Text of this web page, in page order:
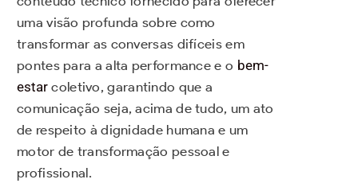
uma visão profunda sobre como
transformar as conversas difíceis em
pontes para a alta performance e o bem-
estar coletivo, garantindo que a
comunicação seja, acima de tudo, um ato
de respeito à dignidade humana e um
motor de transformação pessoal e
profissional.